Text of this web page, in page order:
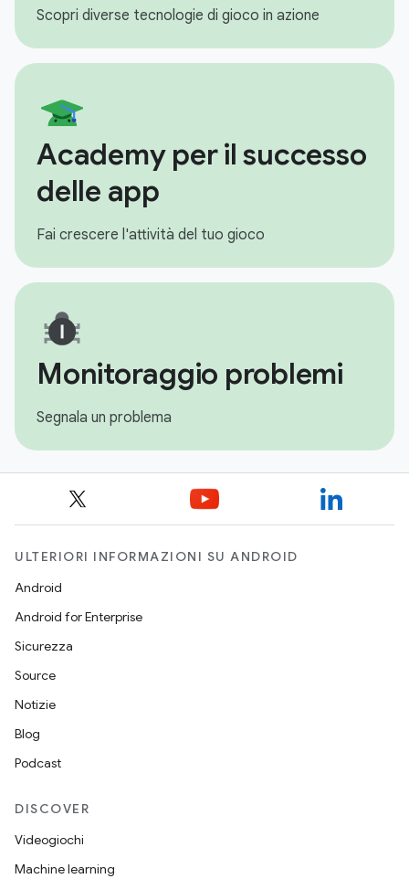
Scopri diverse tecnologie di gioco in azione
Academy per il successo
delle app
Fai crescere l'attività del tuo gioco
Monitoraggio problemi
Segnala un problema
ULTERIORI INFORMAZIONI SU ANDROID
Android
Android for Enterprise
Sicurezza
Source
Notizie
Blog
Podcast
DISCOVER
Videogiochi
Machine learning